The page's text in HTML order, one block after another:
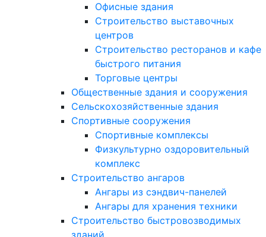
Офисные здания
Строительство выставочных
центров
Строительство ресторанов и кафе
быстрого питания
Торговые центры
Общественные здания и сооружения
Сельскохозяйственные здания
Спортивные сооружения
Спортивные комплексы
Физкультурно оздоровительный
комплекс
Строительство ангаров
Ангары из сэндвич-панелей
Ангары для хранения техники
Строительство быстровозводимых